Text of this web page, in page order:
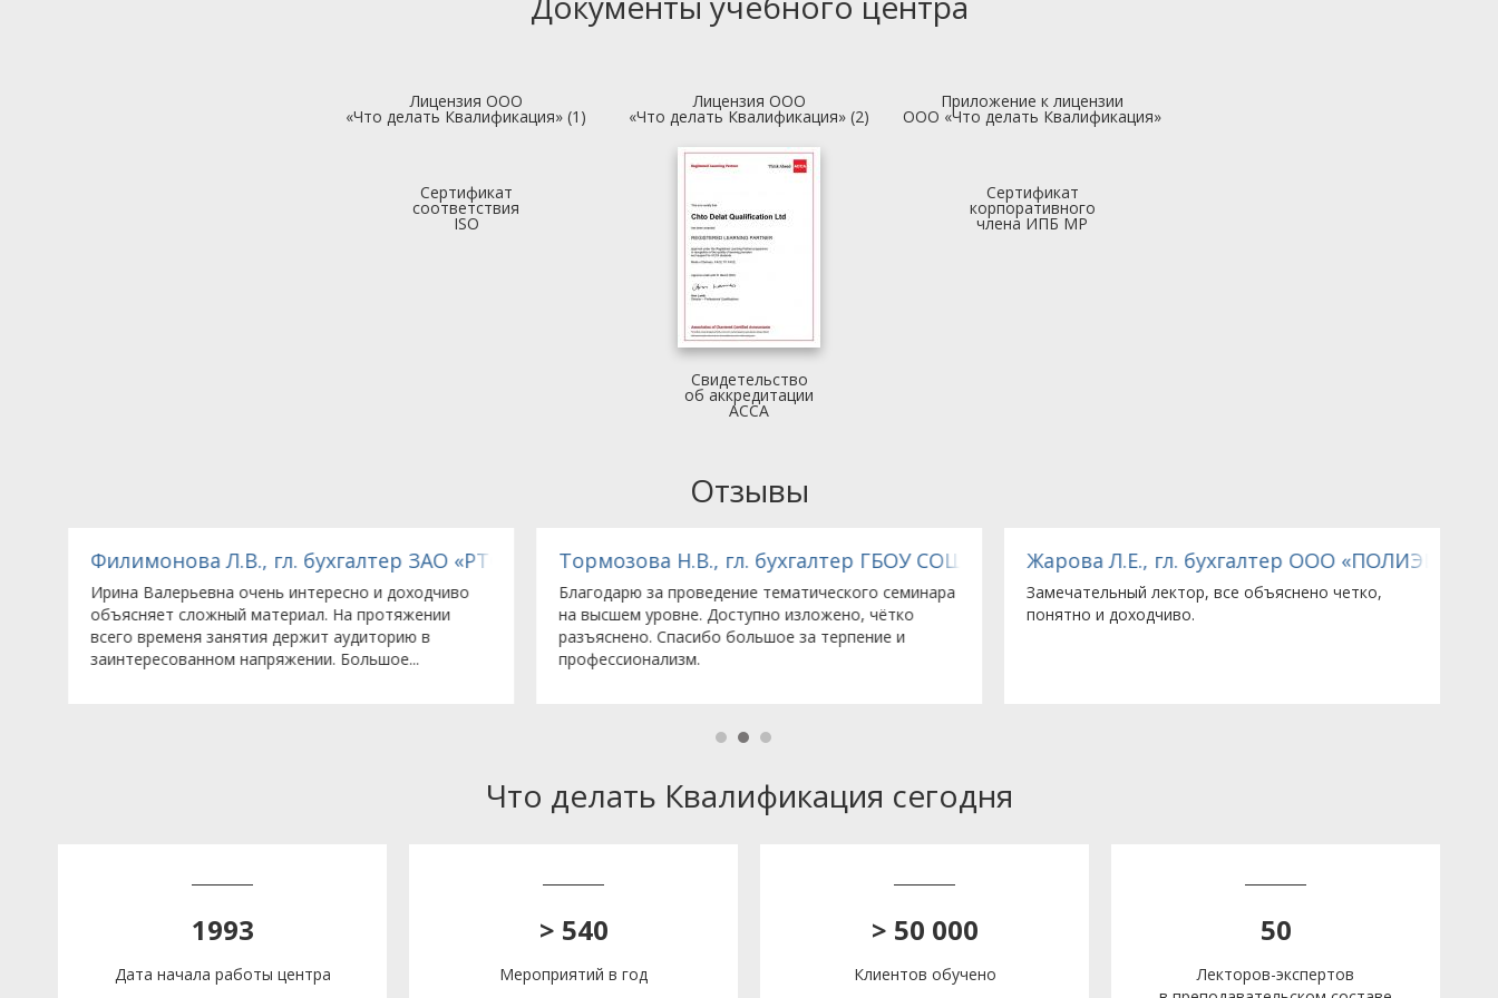
Лицензия ООО
«Что делать Квалификация» (1)
Лицензия ООО
«Что делать Квалификация» (2)
Приложение к лицензии
ООО «Что делать Квалификация»
Сертификат
соответствия
ISO
Свидетельство
об аккредитации
АССА
Сертификат
корпоративного
члена ИПБ МР
Отзывы
в г.Москве
«Зульцер Пампс Рус (Sulzer Pumps Rus, LLC)»
Филимонова Л.В., гл. бухгалтер ЗАО «РТСофт»
Ирина Валерьевна очень интересно и доходчиво
объясняет сложный материал. На протяжении
всего временя занятия держит аудиторию в
заинтересованном напряжении. Большое...
Тормозова Н.В., гл. бухгалтер ГБОУ СОШ 647
Благодарю за проведение тематического семинара
на высшем уровне. Доступно изложено, чётко
разъяснено. Спасибо большое за терпение и
профессионализм.
Жарова Л.Е., гл. бухгалтер ООО «ПОЛИЭЙР»
Замечательный лектор, все объяснено четко,
понятно и доходчиво.
Что делать Квалификация сегодня
1993
Дата начала работы центра
> 540
Мероприятий в год
> 50 000
Клиентов обучено
50
Лекторов-экспертов